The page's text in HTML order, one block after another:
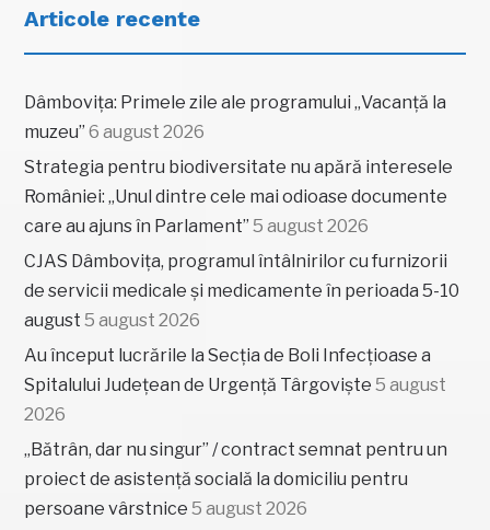
Articole recente
Dâmbovița: Primele zile ale programului „Vacanță la
muzeu” 6 august 2026
Strategia pentru biodiversitate nu apără interesele
României: „Unul dintre cele mai odioase documente
care au ajuns în Parlament” 5 august 2026
CJAS Dâmbovița, programul întâlnirilor cu furnizorii
de servicii medicale și medicamente în perioada 5-10
august 5 august 2026
Au început lucrările la Secția de Boli Infecțioase a
Spitalului Județean de Urgență Târgoviște 5 august
2026
„Bătrân, dar nu singur” / contract semnat pentru un
proiect de asistență socială la domiciliu pentru
persoane vârstnice 5 august 2026